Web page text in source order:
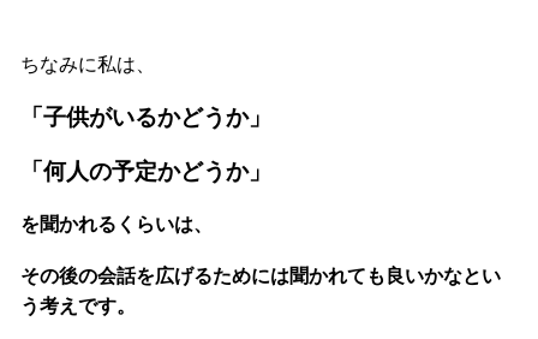
ちなみに私は、
「子供がいるかどうか」
「何人の予定かどうか」
を聞かれるくらいは、
その後の会話を広げるためには聞かれても良いかなとい
う考えです。